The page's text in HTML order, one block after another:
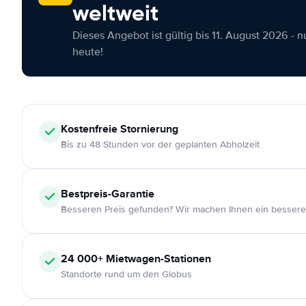
weltweit
Dieses Angebot ist gültig bis 11. August 2026 -
heute!
KostenfreieStornierung
Bis zu 48 Stunden vor der geplanten Abholzeit
Bestpreis-Garantie
Besseren Preis gefunden? Wir machen Ihnen ein
24 000+ Mietwagen-Stationen
Standorte rund um den Globus